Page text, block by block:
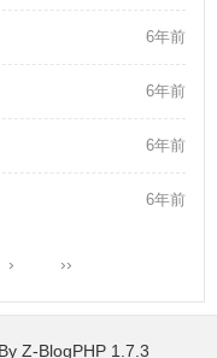
6年前
6年前
6年前
6年前
› ››
Z-BlogPHP 1.7.3